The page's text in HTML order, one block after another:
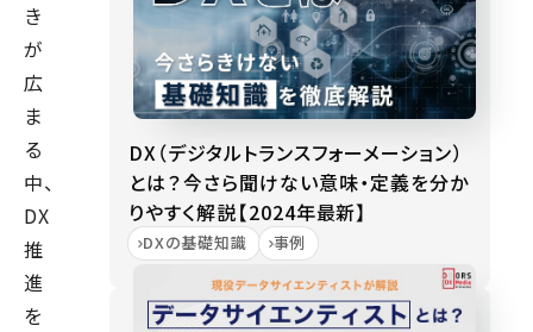
き
が
広
ま
る
中、
DX
推
進
を
DX（デジタルトランスフォーメーション）
とは？今さら聞けない意味・定義を分か
りやすく解説【2024年最新】
DXの基礎知識 事例